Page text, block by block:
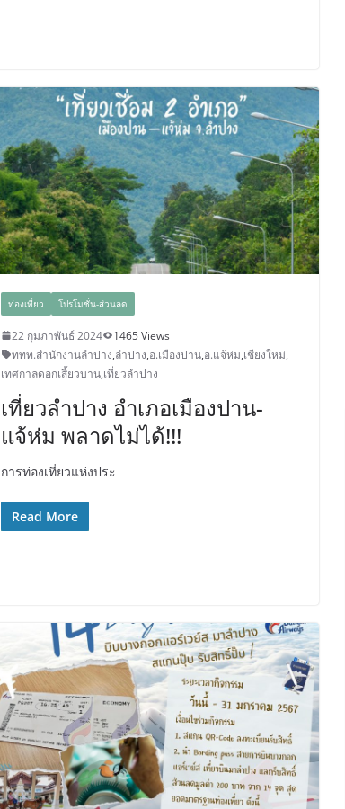
ท่องเที่ยว โปรโมชั่น-ส่วนลด
22 กุมภาพันธ์ 2024
1465 Views
ททท.สำนักงานลำปาง,ลำปาง,อ.เมืองปาน,อ.แจ้ห่ม,เชียงใหม่,
เทศกาลดอกเสี้ยวบาน,เที่ยวลำปาง
เที่ยวลำปาง อำเภอเมืองปาน-
แจ้ห่ม พลาดไม่ได้!!!
การท่องเที่ยวแห่งประ
Read More